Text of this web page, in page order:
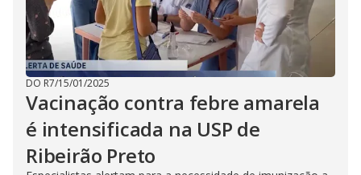
DO R7/15/01/2025
Vacinação contra febre amarela
é intensificada na USP de
Ribeirão Preto